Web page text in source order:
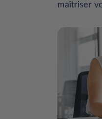
maîtriser